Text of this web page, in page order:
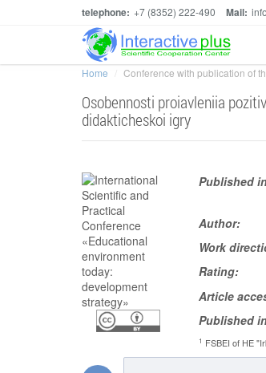
telephone: +7 (8352) 222-490 Mail:
Home Conference with publication of
Osobennosti proiavleniia
didakticheskoi igry
Published
Author:
Work
Rating:
Article
Published
1 FSBEI of HE